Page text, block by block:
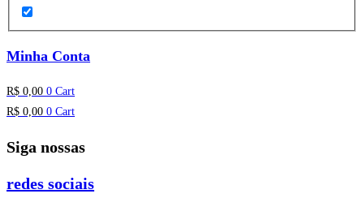
Minha Conta
R$ 0,00 0 Cart
R$ 0,00 0 Cart
Siga nossas
redes sociais